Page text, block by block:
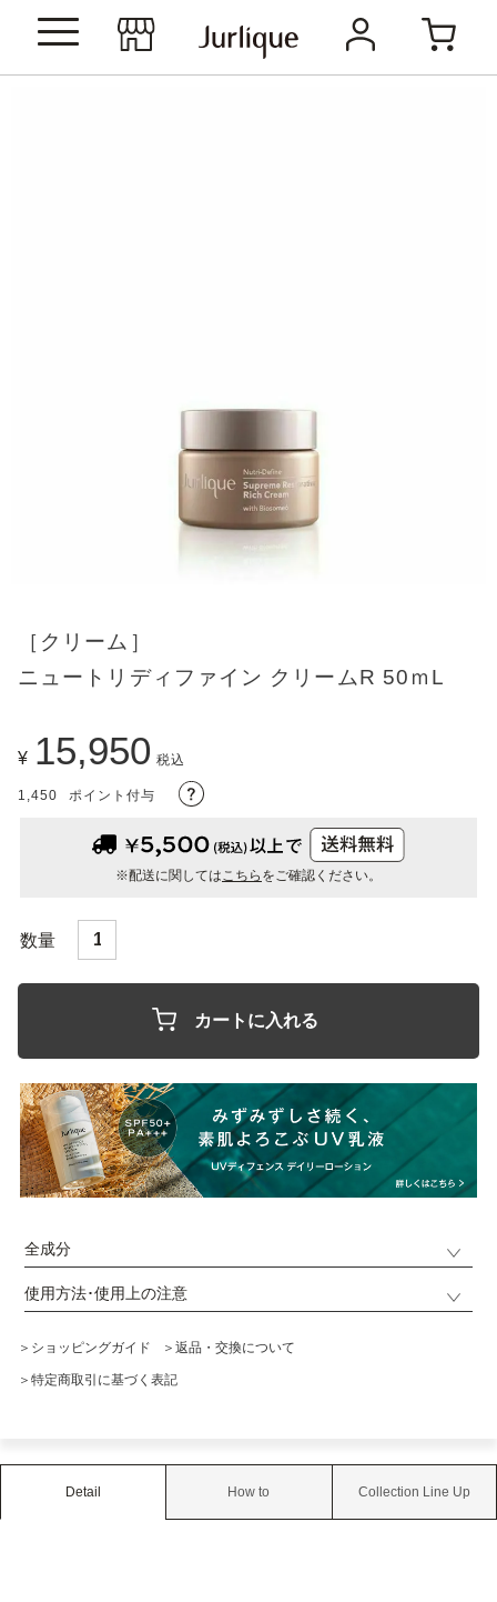
［クリーム］
ニュートリディファイン クリームR 50ｍL
¥ 15,950 税込
1,450 ポイント付与
※配送に関してはこちら をご確認ください。
カートに入れる
全成分
使用方法･使用上の注意
＞ショッピングガイド ＞返品・交換について
＞特定商取引に基づく表記
Detail How to Collection Line Up